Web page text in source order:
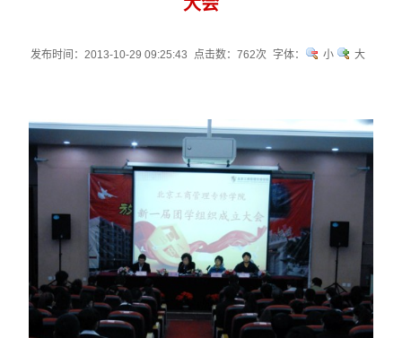
发布时间：2013-10-29 09:25:43 点击数： 762次 字体： 小 大